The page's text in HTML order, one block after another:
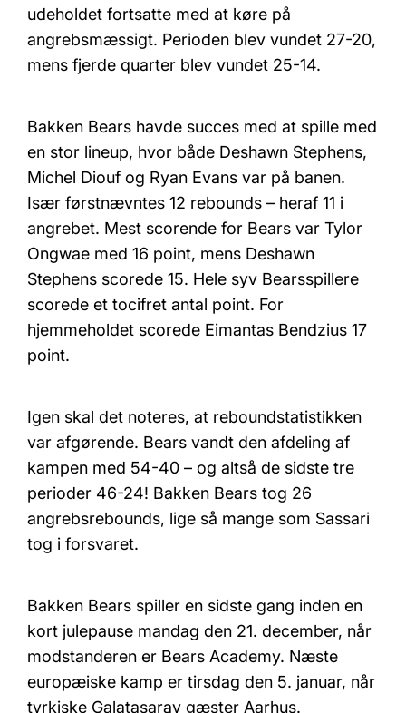
udeholdet fortsatte med at køre på
angrebsmæssigt. Perioden blev vundet 27-20,
mens fjerde quarter blev vundet 25-14.
Bakken Bears havde succes med at spille med
en stor lineup, hvor både Deshawn Stephens,
Michel Diouf og Ryan Evans var på banen.
Især førstnævntes 12 rebounds – heraf 11 i
angrebet. Mest scorende for Bears var Tylor
Ongwae med 16 point, mens Deshawn
Stephens scorede 15. Hele syv Bearsspillere
scorede et tocifret antal point. For
hjemmeholdet scorede Eimantas Bendzius 17
point.
Igen skal det noteres, at reboundstatistikken
var afgørende. Bears vandt den afdeling af
kampen med 54-40 – og altså de sidste tre
perioder 46-24! Bakken Bears tog 26
angrebsrebounds, lige så mange som Sassari
tog i forsvaret.
Bakken Bears spiller en sidste gang inden en
kort julepause mandag den 21. december, når
modstanderen er Bears Academy. Næste
europæiske kamp er tirsdag den 5. januar, når
tyrkiske Galatasaray gæster Aarhus.